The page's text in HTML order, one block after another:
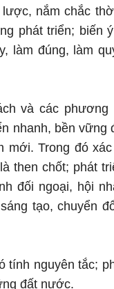
nắm chắc
phát triển; biến
làm đúng, làm
và các
nhanh, bền vững
mới. Trong đó
then chốt; phát
đối ngoại, hội
tạo, chuyển
tính nguyên tắc;
đất nước.